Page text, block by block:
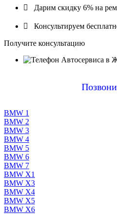
 Дарим скидку 6% на
 Консультируем
Получите консультацию
BMW 1
BMW 2
BMW 3
BMW 4
BMW 5
BMW 6
BMW 7
BMW X1
BMW X3
BMW X4
BMW X5
BMW X6